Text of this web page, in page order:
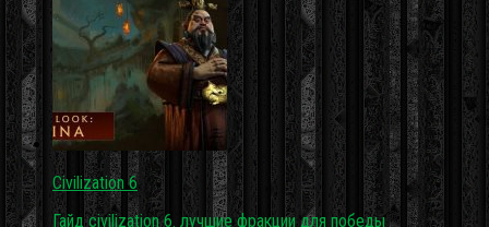
Civilization 6
Гайд civilization 6. лучшие фракции для победы